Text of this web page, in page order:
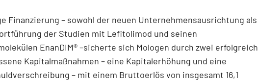
Finanzierung – sowohl der neuen Unternehmensausrichtung als
der Studien mit Lefitolimod und seinen
EnanDIM® –sicherte sich Mologen durch zwei erfolgreich
Kapitalmaßnahmen – eine Kapitalerhöhung und eine
– mit einem Bruttoerlös von insgesamt 16,1